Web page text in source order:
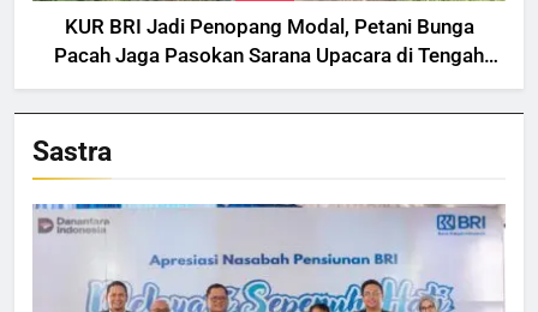
KUR BRI Jadi Penopang Modal, Petani Bunga
Pacah Jaga Pasokan Sarana Upacara di Tengah
Fluktuasi Harga dan Tantangan Cuaca
Sastra